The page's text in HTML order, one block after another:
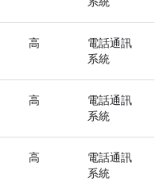
高
電話通訊
系統
高
電話通訊
系統
高
電話通訊
系統